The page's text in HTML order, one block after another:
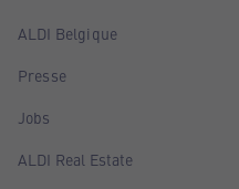
ALDI Belgique
Presse
Jobs
ALDI Real Estate